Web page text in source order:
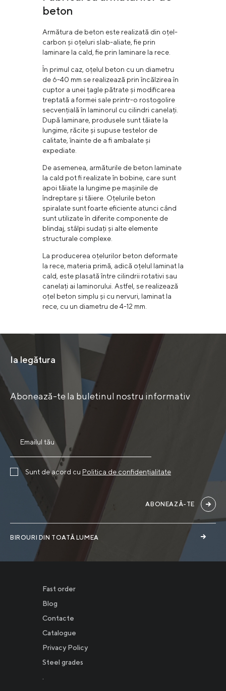
beton
Armătura de beton este realizată din oțel-
carbon și oțeluri slab-aliate, fie prin
laminare la cald, fie prin laminare la rece.
În primul caz, oțelul beton cu un diametru
de 6-40 mm se realizează prin încălzirea în
cuptor a unei țagle pătrate și modificarea
treptată a formei sale printr-o rostogolire
secvențială în laminorul cu cilindri canelați.
După laminare, produsele sunt tăiate la
lungime, răcite și supuse testelor de
calitate, înainte de a fi ambalate și
expediate.
De asemenea, armăturile de beton laminate
la cald pot fi realizate în bobine, care sunt
apoi tăiate la lungime pe mașinile de
îndreptare și tăiere. Oțelurile beton
spiralate sunt foarte eficiente atunci când
sunt utilizate în diferite componente de
blindaj, stâlpi sudați și alte elemente
structurale complexe.
La producerea oțelurilor beton deformate
la rece, materia primă, adică oțelul laminat la
cald, este plasată între cilindrii rotativi sau
canelați ai laminorului. Astfel, se realizează
oțel beton simplu și cu nervuri, laminat la
rece, cu un diametru de 4-12 mm.
Ia legătura
Abonează-te la buletinul nostru informativ
BIROURI DIN TOATĂ LUMEA
Sunt de acord cu Politica de confidențialitate
ABONEAZĂ-TE
Fast order
Blog
Contacte
Catalogue
Privacy Policy
Steel grades
.
Новости
Инвесторам